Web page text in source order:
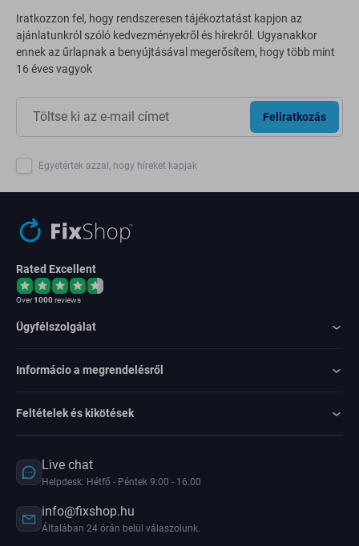
Iratkozzon fel, hogy rendszeresen tájékoztatást kapjon az
ajánlatunkról szóló kedvezményekről és hírekről. Ugyanakkor
ennek az űrlapnak a benyújtásával megerősítem, hogy több mint
16 éves vagyok
Feliratkozás
Egyetértek azzal, hogy híreket kapjak
Rated Excellent
Over1000reviews
Ügyfélszolgálat
Informácio a megrendelésről
Feltételek és kikötések
Live chat
Helpdesk: Hétfő - Péntek 9:00 - 16:00
info@fixshop.hu
Általában 24 órán belül válaszolunk.